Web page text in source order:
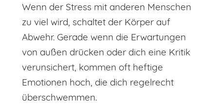
Wenn der Stress mit anderen Menschen
zu viel wird, schaltet der Körper auf
Abwehr. Gerade wenn die Erwartungen
von außen drücken oder dich eine Kritik
verunsichert, kommen oft heftige
Emotionen hoch, die dich regelrecht
überschwemmen.